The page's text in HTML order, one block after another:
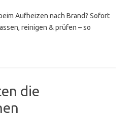
Aufheizen nach Brand? Sofort
reinigen & prüfen – so
die